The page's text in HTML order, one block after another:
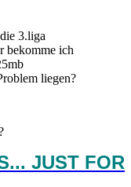
3.liga
bekomme ich
liegen?
JUST FOR